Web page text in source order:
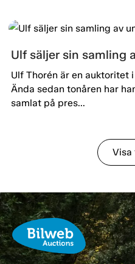
Ulf säljer sin samling
Ulf Thorén är en auktoritet
Ända sedan tonåren har
samlat på pres...
Visa